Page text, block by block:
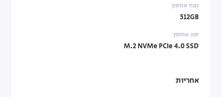
נפח אחסון
512GB
סוג אחסון
M.2 NVMe PCIe 4.0 SSD
אחריות